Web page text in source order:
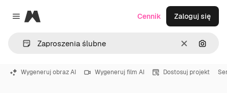
Close menu
Magnific
WyczyśćSzukaj
Cennik Zaloguj się
Wygeneruj obraz AI Wygeneruj film AI Dostosuj projekt